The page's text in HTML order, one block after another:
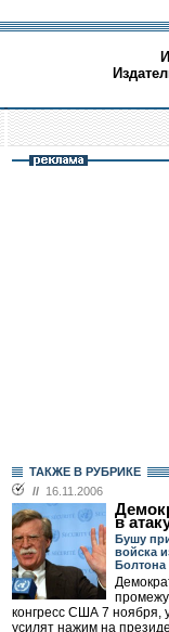
ТАКЖЕ В РУБРИКЕ
// 16.11.2006
в
Бушу
войска
Болтона
конгресс США 7 ноября,
усилят нажим на